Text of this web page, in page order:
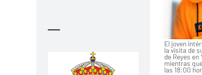
—
El joven
la visita de
de Reyes
mientras
las 18:00